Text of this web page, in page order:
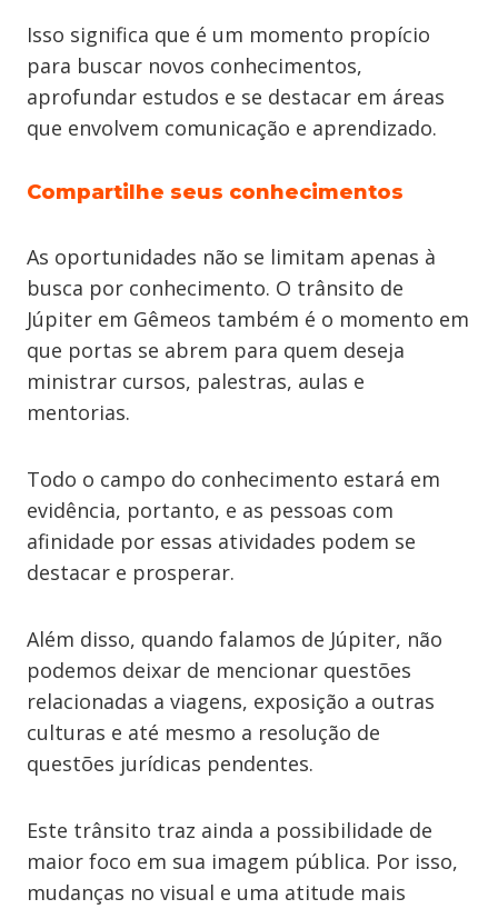
Isso significa que é um momento propício
para buscar novos conhecimentos,
aprofundar estudos e se destacar em áreas
que envolvem comunicação e aprendizado.
Compartilhe seus conhecimentos
As oportunidades não se limitam apenas à
busca por conhecimento. O trânsito de
Júpiter em Gêmeos também é o momento em
que portas se abrem para quem deseja
ministrar cursos, palestras, aulas e
mentorias.
Todo o campo do conhecimento estará em
evidência, portanto, e as pessoas com
afinidade por essas atividades podem se
destacar e prosperar.
Além disso, quando falamos de Júpiter, não
podemos deixar de mencionar questões
relacionadas a viagens, exposição a outras
culturas e até mesmo a resolução de
questões jurídicas pendentes.
Este trânsito traz ainda a possibilidade de
maior foco em sua imagem pública. Por isso,
mudanças no visual e uma atitude mais